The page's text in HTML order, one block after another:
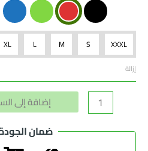
XXXL
S
M
L
XL
إزالة
إضافة إلى
ضمان الجودة